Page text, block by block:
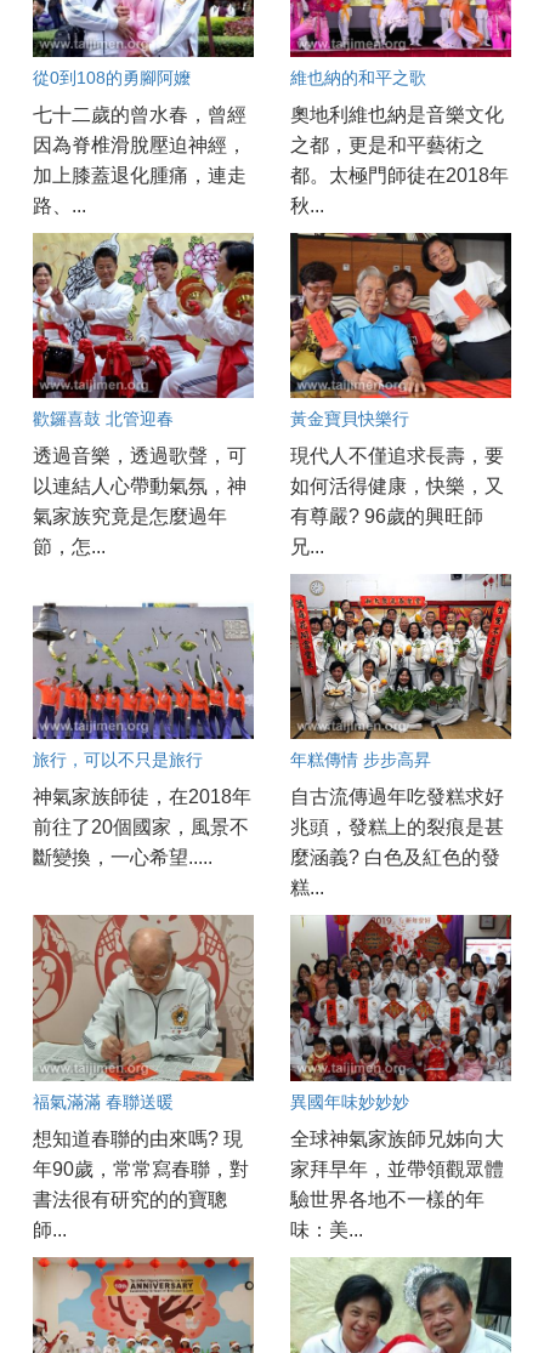
從0到108的勇腳阿嬤
七十二歲的曾水春，曾經
因為脊椎滑脫壓迫神經，
加上膝蓋退化腫痛，連走
路、...
維也納的和平之歌
奧地利維也納是音樂文化
之都，更是和平藝術之
都。太極門師徒在2018年
秋...
歡鑼喜鼓 北管迎春
透過音樂，透過歌聲，可
以連結人心帶動氣氛，神
氣家族究竟是怎麼過年
節，怎...
黃金寶貝快樂行
現代人不僅追求長壽，要
如何活得健康，快樂，又
有尊嚴? 96歲的興旺師
兄...
旅行，可以不只是旅行
神氣家族師徒，在2018年
前往了20個國家，風景不
斷變換，一心希望.....
年糕傳情 步步高昇
自古流傳過年吃發糕求好
兆頭，發糕上的裂痕是甚
麼涵義? 白色及紅色的發
糕...
福氣滿滿 春聯送暖
想知道春聯的由來嗎? 現
年90歲，常常寫春聯，對
書法很有研究的的寶聰
師...
異國年味妙妙妙
全球神氣家族師兄姊向大
家拜早年，並帶領觀眾體
驗世界各地不一樣的年
味：美...